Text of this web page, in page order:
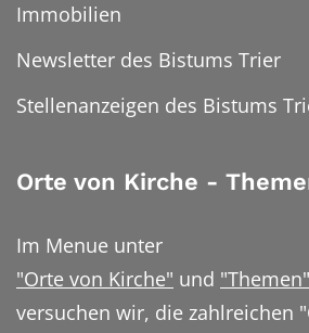
Immobilien
Newsletter des Bistums Trier
Stellenanzeigen des Bistums
Orte von Kirche -
Im Menue unter
"Orte von Kirche" und "Themen"
versuchen wir, die zahlreichen